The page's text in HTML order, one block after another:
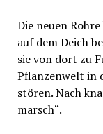
Die neuen
auf dem Deich
sie von dort zu
Pflanzenwelt in
stören. Nach
marsch“.